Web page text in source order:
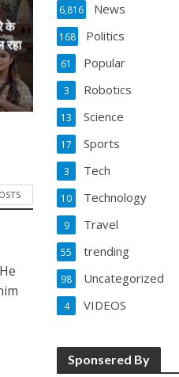
के
रहा
News
6,816
Politics
168
Popular
61
Robotics
3
Science
13
Sports
17
Tech
3
Technology
10
Travel
9
trending
55
Uncategorized
98
VIDEOS
4
Sponsered By